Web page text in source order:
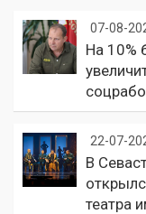
07-08-
На 10%
22-07-
В
театра